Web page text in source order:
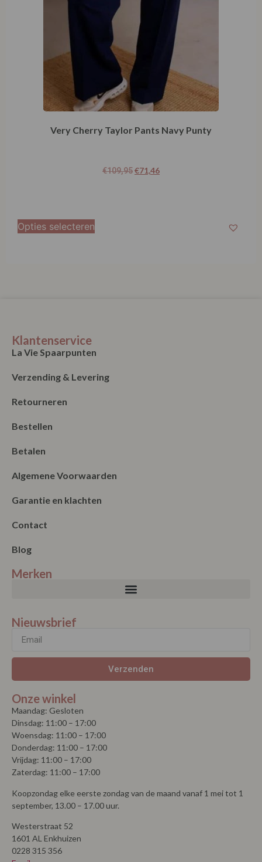
Very Cherry Taylor Pants Navy Punty
€109,95€71,46
Opties selecteren
Klantenservice
La Vie Spaarpunten
Verzending & Levering
Retourneren
Bestellen
Betalen
Algemene Voorwaarden
Garantie en klachten
Contact
Blog
Merken
Nieuwsbrief
Verzenden
Onze winkel
Maandag: Gesloten
Dinsdag: 11:00 – 17:00
Woensdag: 11:00 – 17:00
Donderdag: 11:00 – 17:00
Vrijdag: 11:00 – 17:00
Zaterdag: 11:00 – 17:00
Koopzondag elke eerste zondag van de maand vanaf 1 mei tot 1
september, 13.00 – 17.00 uur.
Westerstraat 52
1601 AL Enkhuizen
0228 315 356